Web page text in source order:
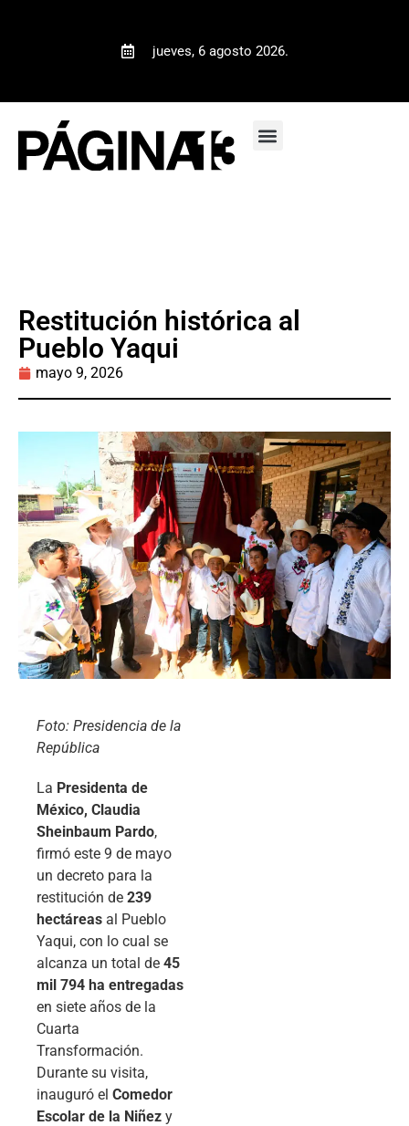
jueves, 6 agosto 2026.
Restitución histórica al
Pueblo Yaqui
mayo 9, 2026
Foto: Presidencia de la
República
La Presidenta de
México, Claudia
Sheinbaum Pardo,
firmó este 9 de mayo
un decreto para la
restitución de 239
hectáreas al Pueblo
Yaqui, con lo cual se
alcanza un total de 45
mil 794 ha entregadas
en siete años de la
Cuarta
Transformación.
Durante su visita,
inauguró el Comedor
Escolar de la Niñez y